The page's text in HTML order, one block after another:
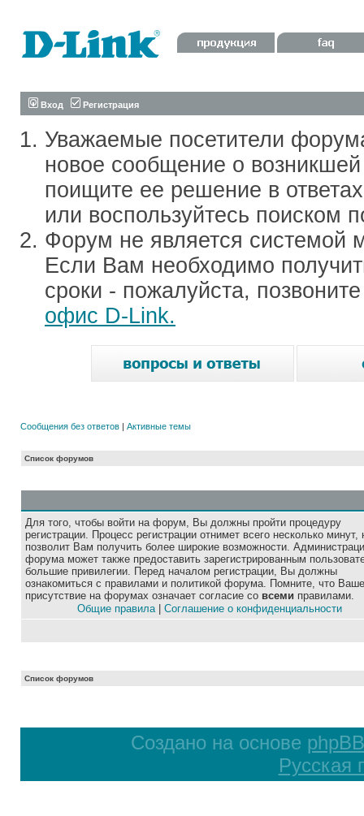
Вход Регистрация
Уважаемые посетители
новое сообщение о
поищите ее решение в
или воспользуйтесь поиском
Форум не является системой
Если Вам необходимо
сроки - пожалуйста,
офис D-Link.
Сообщения без ответов | Активные темы
Список форумов
Для того, чтобы войти на форум, Вы должны пройти процедуру
регистрации. Процесс регистрации отнимет всего несколько минут,
позволит Вам получить более широкие возможности.
форума может также предоставить зарегистрированным
большие привилегии. Перед началом регистрации, Вы должны
ознакомиться с правилами и политикой форума. Помните, что Ваше
присутствие на форумах означает согласие со всеми правилами.
Общие правила| Соглашение о конфиденциальности
Список форумов
Создано на основе phpBB
Русская